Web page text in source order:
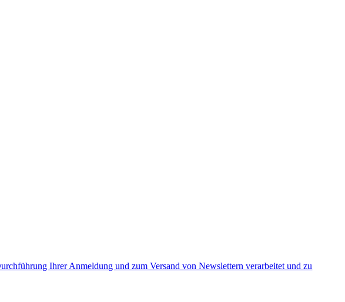
Ihrer Anmeldung und zum Versand von Newslettern verarbeitet und zu